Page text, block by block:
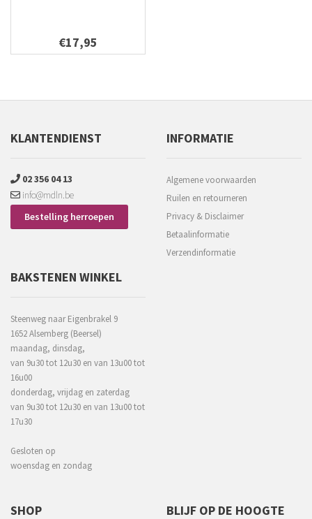
€17,95
KLANTENDIENST
02 356 04 13
info@mdln.be
Bestelling herroepen
BAKSTENEN WINKEL
Steenweg naar Eigenbrakel 9
1652 Alsemberg (Beersel)
maandag, dinsdag,
van 9u30 tot 12u30 en van 13u00 tot
16u00
donderdag, vrijdag en zaterdag
van 9u30 tot 12u30 en van 13u00 tot
17u30
Gesloten op
woensdag en zondag
INFORMATIE
Algemene voorwaarden
Ruilen en retourneren
Privacy & Disclaimer
Betaalinformatie
Verzendinformatie
SHOP BLIJF OP DE HOOGTE